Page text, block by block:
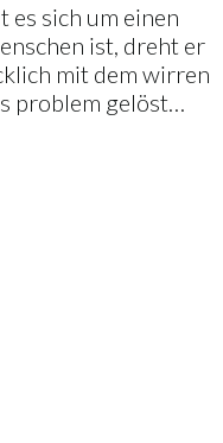
sich um einen
ist, dreht er
mit dem wirren
problem gelöst…